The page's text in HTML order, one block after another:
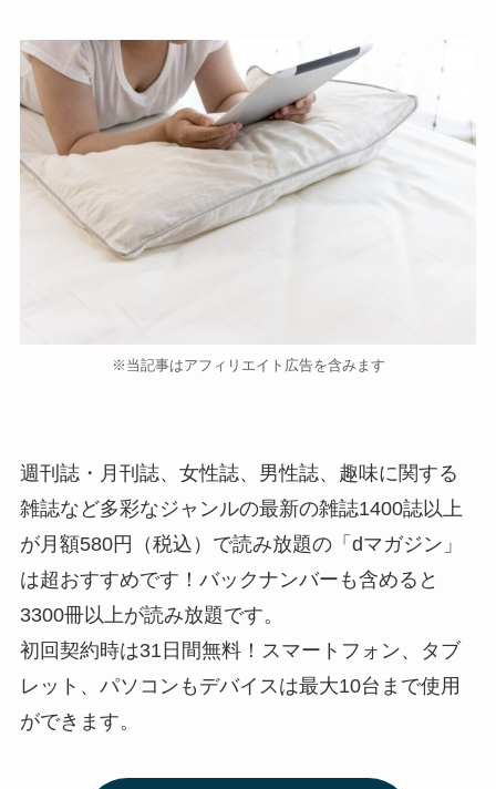
※当記事はアフィリエイト広告を含みます
週刊誌・月刊誌、女性誌、男性誌、趣味に関する
雑誌など多彩なジャンルの最新の雑誌1400誌以上
が月額580円（税込）で読み放題の「dマガジン」
は超おすすめです！バックナンバーも含めると
3300冊以上が読み放題です。
初回契約時は31日間無料！スマートフォン、タブ
レット、パソコンもデバイスは最大10台まで使用
ができます。